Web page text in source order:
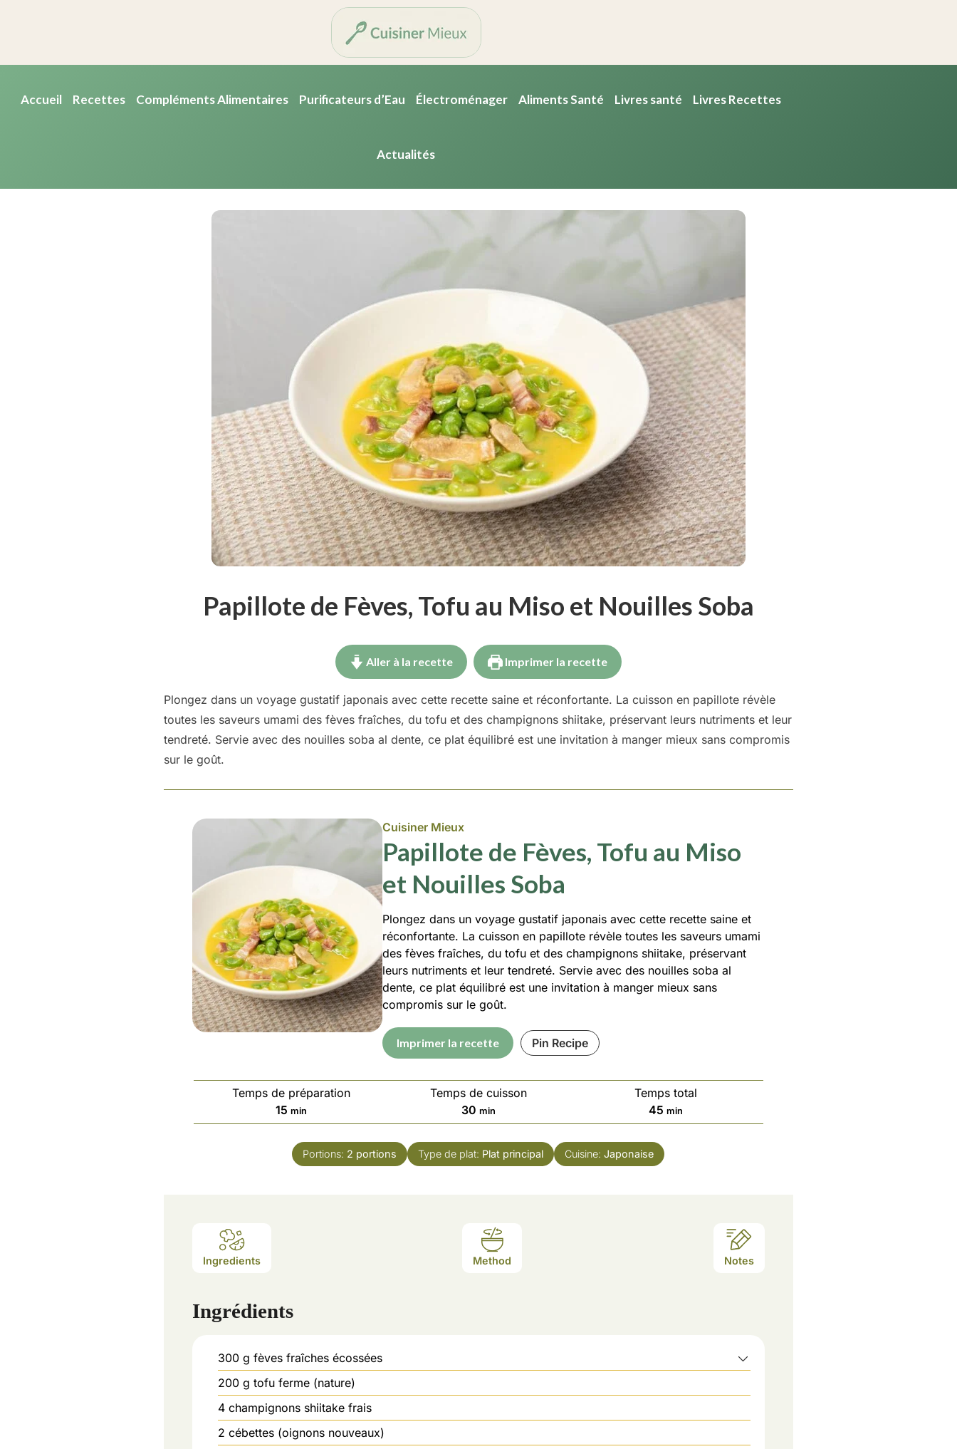
Accueil Recettes Compléments Alimentaires Purificateurs d’Eau Électroménager Aliments Santé Livres santé Livres Recettes
Actualités
Papillote de Fèves, Tofu au Miso et Nouilles Soba
Aller à la recette Imprimer la recette
Plongez dans un voyage gustatif japonais avec cette recette saine et réconfortante. La cuisson en papillote révèle
toutes les saveurs umami des fèves fraîches, du tofu et des champignons shiitake, préservant leurs nutriments et leur
tendreté. Servie avec des nouilles soba al dente, ce plat équilibré est une invitation à manger mieux sans compromis
sur le goût.
Cuisiner Mieux
Papillote de Fèves, Tofu au Miso
et Nouilles Soba
Plongez dans un voyage gustatif japonais avec cette recette saine et
réconfortante. La cuisson en papillote révèle toutes les saveurs umami
des fèves fraîches, du tofu et des champignons shiitake, préservant
leurs nutriments et leur tendreté. Servie avec des nouilles soba al
dente, ce plat équilibré est une invitation à manger mieux sans
compromis sur le goût.
Imprimer la recette Pin Recipe
Temps de préparation
15 min
Temps de cuisson
30 min
Temps total
45 min
Portions: 2 portions Type de plat: Plat principal Cuisine:Japonaise
Ingredients Method Notes
Ingrédients
300 g fèves fraîches écossées
200 g tofu ferme (nature)
4 champignons shiitake frais
2 cébettes (oignons nouveaux)